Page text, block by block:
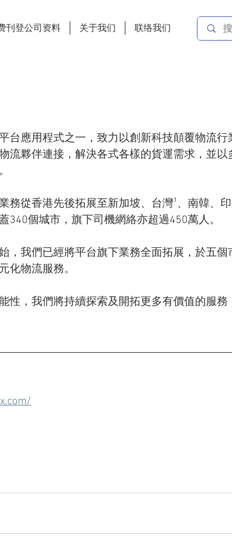
刊登公司资料 关于我们 联络我们
平台應用程式之一，致力以創新科技顛覆物流
流夥伴連接，解決各式各樣的貨運需求，並
務從香港先後拓展至新加坡、台灣¹、南韓、
340個城市，旗下司機網絡亦超過450萬人。
，我們已經將平台旗下業務全面拓展，於五
化物流服務。
能性，我們將持續探索及開拓更多有價值的服